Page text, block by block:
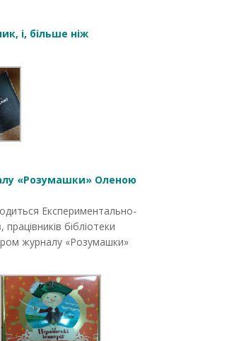
і, більше ніж
«Розумашки» Оленою
Експериментально-
бібліотеки
журналу «Розумашки»